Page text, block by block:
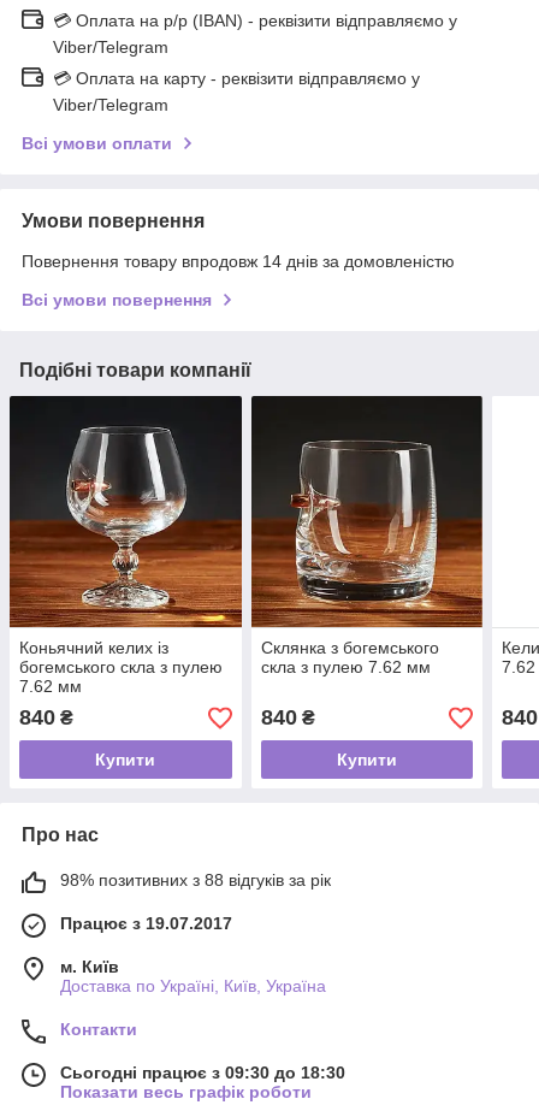
💳 Оплата на р/р (IBAN) - реквізити відправляємо у
Viber/Telegram
💳 Оплата на карту - реквізити відправляємо у
Viber/Telegram
Всі умови оплати
Умови повернення
Повернення товару впродовж 14 днів за домовленістю
Всі умови повернення
Подібні товари компанії
Коньячний келих із
богемського скла з пулею
7.62 мм
840 ₴
Купити
Склянка з богемського
скла з пулею 7.62 мм
840₴
Купити
840
Про нас
98% позитивних з 88 відгуків за рік
Працює з 19.07.2017
м. Київ
Доставка по Україні, Київ, Україна
Контакти
Сьогодні працює з 09:30 до 18:30
Показати весь графік роботи